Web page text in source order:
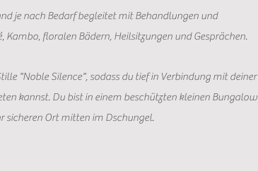
je nach Bedarf begleitet mit Behandlungen und
Kambo, floralen Bädern, Heilsitzungen und Gesprächen.
"Noble Silence", sodass du tief in Verbindung mit deiner
kannst. Du bist in einem beschützten kleinen Bungalow
sicheren Ort mitten im Dschungel.